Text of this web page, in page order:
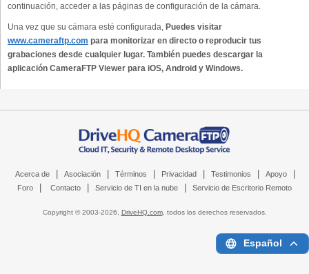
continuación, acceder a las páginas de configuración de la cámara.
Una vez que su cámara esté configurada, Puedes visitar
www.cameraftp.com para monitorizar en directo o reproducir tus
grabaciones desde cualquier lugar. También puedes descargar la
aplicación CameraFTP Viewer para iOS, Android y Windows.
Acerca de Asociación Términos Privacidad Testimonios Apoyo
Foro Contacto Servicio de TI en la nube Servicio de Escritorio Remoto
Copyright © 2003-2026, DriveHQ.com, todos los derechos reservados.
Español